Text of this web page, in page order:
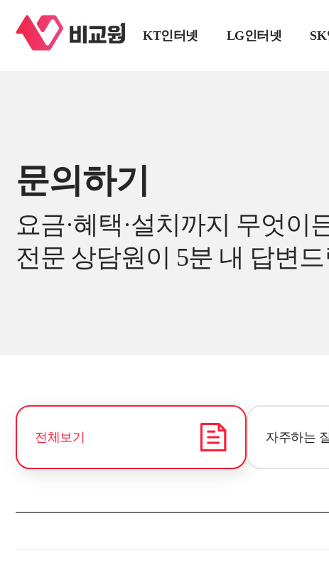
KT인터넷 LG인터넷
문의하기
요금·혜택·설치까지 무엇이
전문 상담원이 5분 내 답변
전체보기 자주하는